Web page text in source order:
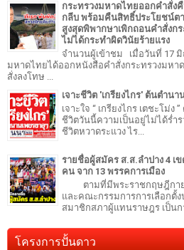
กระทรวงมหาดไทยออกคำสั่ง
กลีบ พร้อมคืนสิทธิ์ประโยชน์ต
สูงสุดพิพากษาเพิกถอนคำสั่งก
ไม่ได้กระทำผิดวินัยร้ายแรง
จำนวนผู้เข้าชม เมื่อวันที่ 17
มหาดไทยได้ออกหนังสือคำสั่งกระทรวงมหาด
สั่งลงโทษ ...
เจาะชีวิต 'เกรียงไกร' ต้นตำนา
เจาะใจ “ เกรียงไกร เตชะโม่
ชีวิตวันนี้ความเป็นอยู่ไม่ได้ร่ำ
ชีวิตหวาดระแวง ไร...
รายชื่อผู้สมัคร ส.ส.ลำปาง 4 เ
คน จาก 13 พรรคการเมือง
ตามที่มีพระราชกฤษฎีกายุ
และคณะกรรมการการเลือกตั้
สมาชิกสภาผู้แทนราษฎร เป็นกา
โครงการปั้นดาว